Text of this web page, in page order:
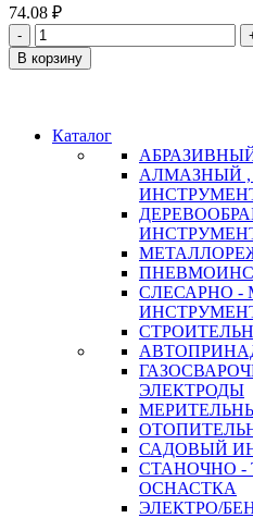
74.08 ₽
-
В корзину
Каталог
АЛМАЗНЫЙ ,
СЛЕСАРНО
ЭЛЕКТРОДЫ
САДОВЫЙ
СТАНОЧНО -
ОСНАСТКА
ЭЛЕКТРО/